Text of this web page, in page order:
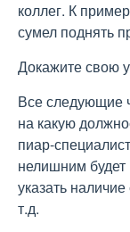
коллег. К
сумел поднять
Докажите свою
Все следующие
на какую
пиар-
нелишним будет
указать
т.д.